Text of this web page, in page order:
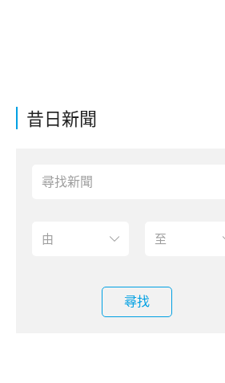
昔日新聞
尋找